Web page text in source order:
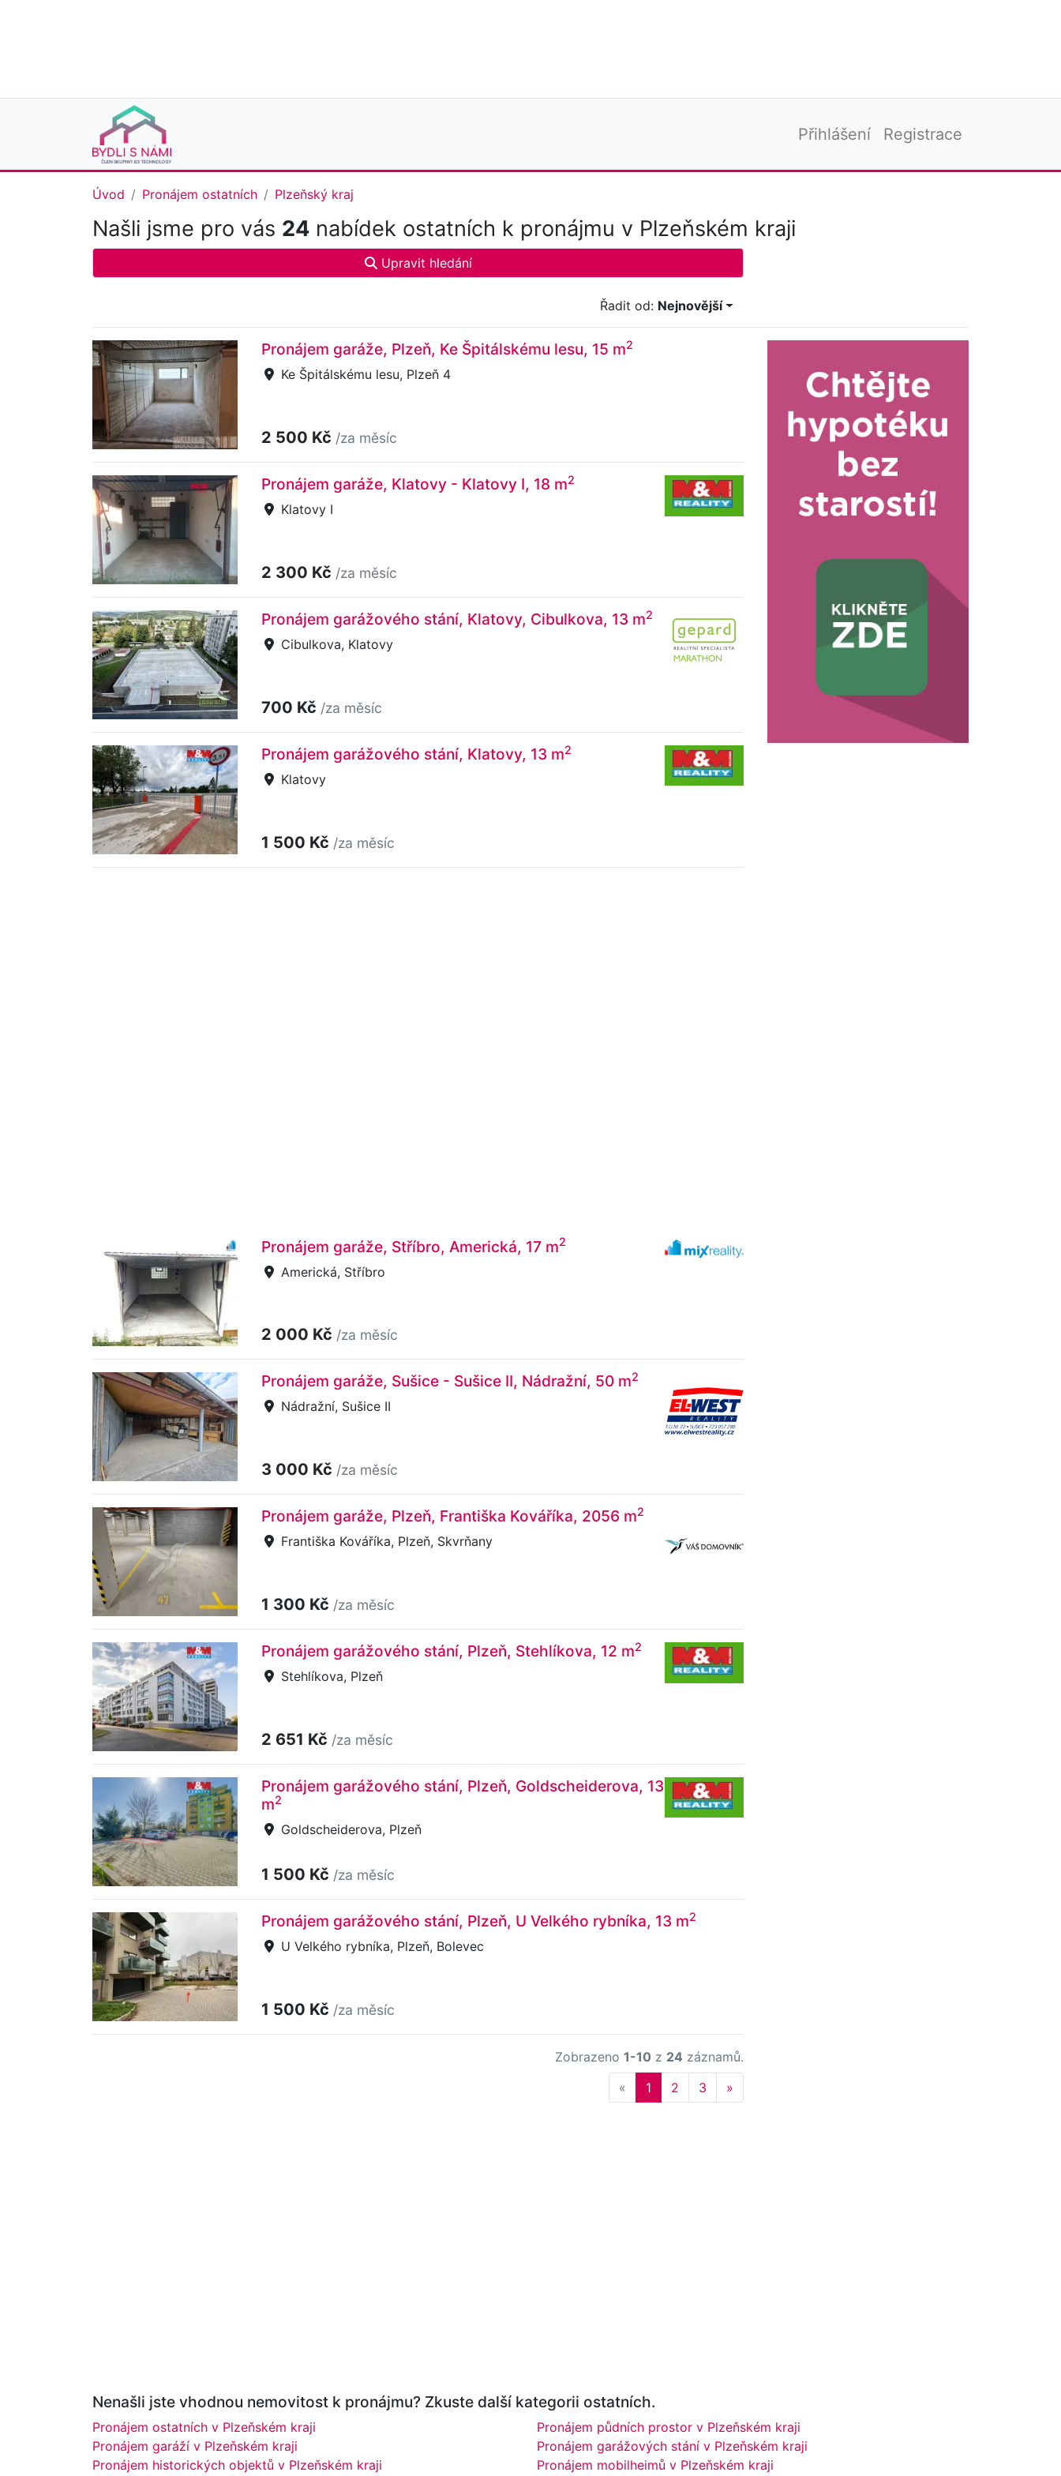
Přihlášení Registrace
Úvod Pronájem ostatních Plzeňský kraj
Našli jsme pro vás 24 nabídek ostatních k pronájmu v Plzeňském kraji
Upravit hledání
Řadit od: Nejnovější
Pronájem garáže, Plzeň, Ke Špitálskému lesu, 15 m2
Ke Špitálskému lesu, Plzeň 4
2 500 Kč /za měsíc
Pronájem garáže, Klatovy - Klatovy I, 18 m2
Klatovy I
2 300 Kč /za měsíc
Pronájem garážového stání, Klatovy, Cibulkova, 13 m2
Cibulkova, Klatovy
700 Kč /za měsíc
Pronájem garážového stání, Klatovy, 13 m2
Klatovy
1 500 Kč /za měsíc
Pronájem garáže, Stříbro, Americká, 17 m2
Americká, Stříbro
2 000 Kč /za měsíc
Pronájem garáže, Sušice - Sušice II, Nádražní, 50 m2
Nádražní, Sušice II
3 000 Kč /za měsíc
Pronájem garáže, Plzeň, Františka Kováříka, 2056 m2
Františka Kováříka, Plzeň, Skvrňany
1 300 Kč /za měsíc
Pronájem garážového stání, Plzeň, Stehlíkova, 12 m2
Stehlíkova, Plzeň
2 651 Kč /za měsíc
Pronájem garážového stání, Plzeň, Goldscheiderova, 13
m2
Goldscheiderova, Plzeň
1 500 Kč /za měsíc
Pronájem garážového stání, Plzeň, U Velkého rybníka, 13 m2
U Velkého rybníka, Plzeň, Bolevec
1 500 Kč /za měsíc
Zobrazeno 1-10 z 24 záznamů.
« Previous
1 2 3 »
Nenašli jste vhodnou nemovitost k pronájmu? Zkuste další kategorii ostatních.
Pronájem ostatních v Plzeňském kraji
Pronájem garáží v Plzeňském kraji
Pronájem historických objektů v Plzeňském kraji
Pronájem půdních prostor v Plzeňském kraji
Pronájem garážových stání v Plzeňském kraji
Pronájem mobilheimů v Plzeňském kraji